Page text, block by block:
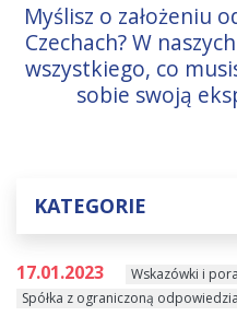
Myślisz o założeniu
Czechach? W
wszystkiego, co
sobie swoją
17.01.2023 Wskazówki i
Spółka z ograniczoną
KATEGORIE